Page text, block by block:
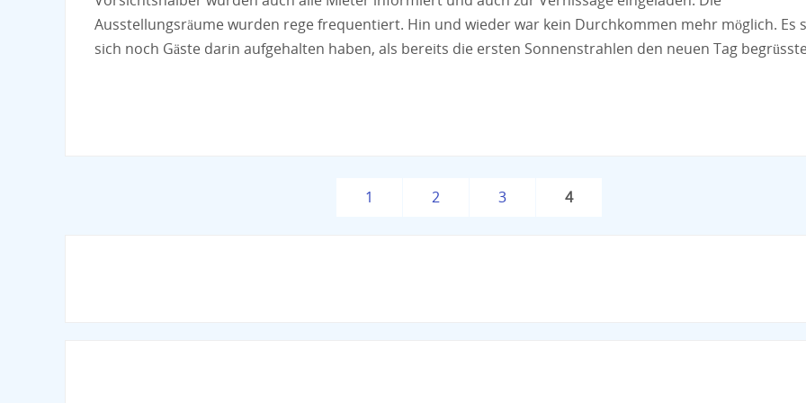
Ausstellungsräume wurden rege frequentiert. Hin und wieder war kein Durchkommen mehr möglich. Es
sich noch Gäste darin aufgehalten haben, als bereits die ersten Sonnenstrahlen den neuen Tag
1 2 3 4